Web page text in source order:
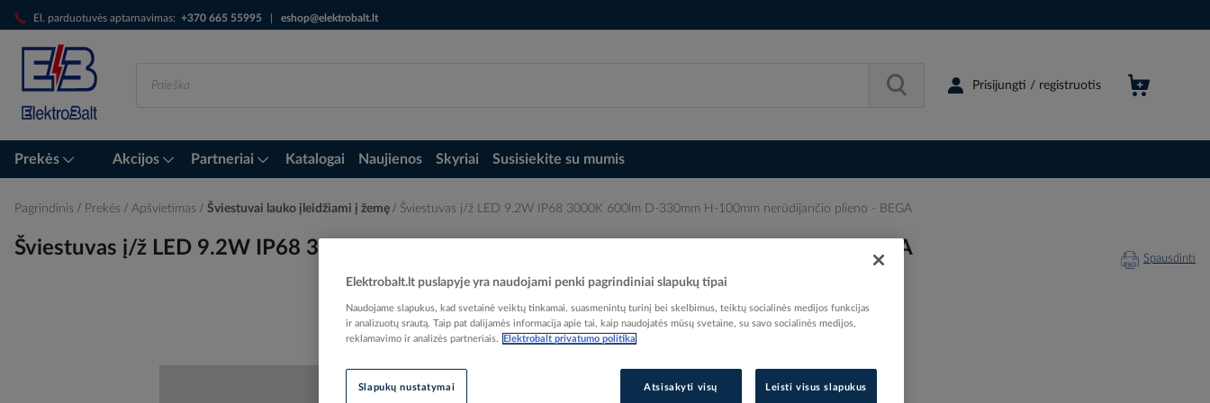
El. parduotuvės aptarnavimas: +370 665 55995 eshop@elektrobalt.lt
Skip
to
Content
Prisijungti / registruotis
Prekės Akcijos Partneriai Katalogai Naujienos Skyriai Susisiekite su mumis
Pagrindinis Prekės Apšvietimas Šviestuvai lauko įleidžiami į žemę Šviestuvas į/ž LED 9.2W IP68 3000K 600lm D-330mm H-100mm nerūdijančio plieno - BEGA
Šviestuvas į/ž LED 9.2W IP68 3000K 600lm D-330mm H-100mm nerūdijančio plieno - BEGA Spausdinti
Elektrobalt.lt puslapyje yra naudojami penki pagrindiniai slapukų tipai
Naudojame slapukus, kad svetainė veiktų tinkamai, suasmenintų turinį bei skelbimus, teiktų socialinės medijos funkcijas
ir analizuotų srautą. Taip pat dalijamės informacija apie tai, kaip naudojatės mūsų svetaine, su savo socialinės medijos,
reklamavimo ir analizės partneriais.
Elektrobalt privatumo politika
Slapukų nustatymai Atsisakyti visų Leisti visus slapukus